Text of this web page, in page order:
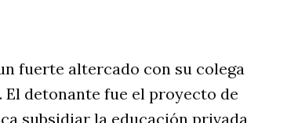
fuerte altercado con su colega
El detonante fue el proyecto de
subsidiar la educación privada